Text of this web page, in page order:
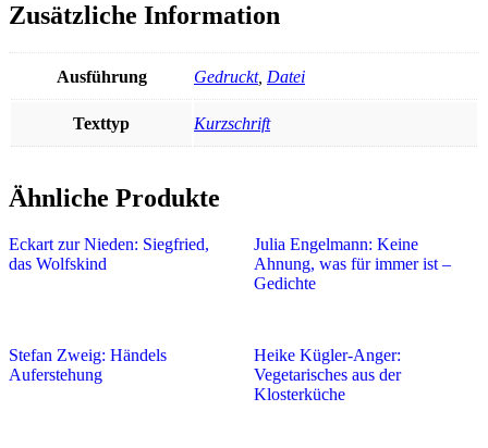
Zusätzliche Information
Ausführung Gedruckt, Datei
Texttyp Kurzschrift
Ähnliche Produkte
Eckart zur Nieden: Siegfried,
das Wolfskind
Julia Engelmann: Keine
Ahnung, was für immer ist –
Gedichte
Stefan Zweig: Händels
Auferstehung
Heike Kügler-Anger:
Vegetarisches aus der
Klosterküche